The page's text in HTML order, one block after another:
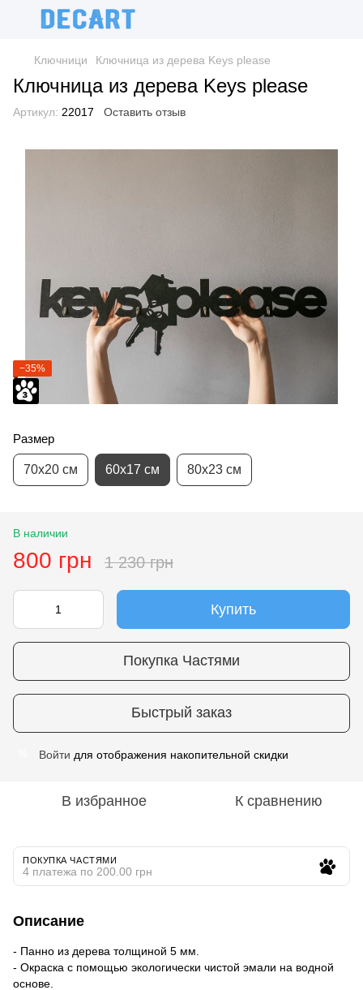
Ключници Ключница из дерева Keys please
Ключница из дерева Keys please
Артикул: 22017 Оставить отзыв
−35%
Размер
70х20 см 60х17 см 80х23 см
В наличии
800 грн 1 230 грн
Купить
Покупка Частями
Быстрый заказ
Войти для отображения накопительной скидки
В избранное К сравнению
ПОКУПКА ЧАСТЯМИ
4 платежа по 200.00 грн
Описание
- Панно из дерева толщиной 5 мм.
- Окраска с помощью экологически чистой эмали на водной
основе.